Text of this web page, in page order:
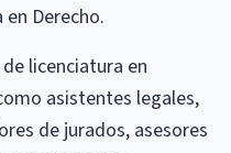
Derecho.
licenciatura en
asistentes legales,
de jurados, asesores